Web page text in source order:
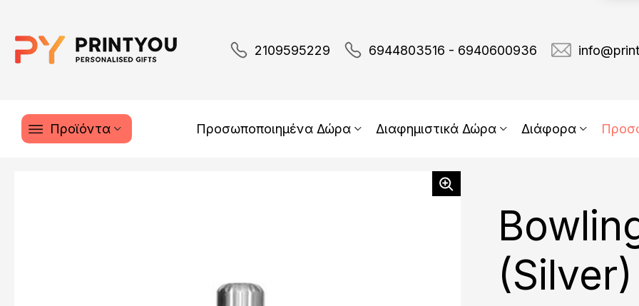
2109595229 6944803516 - 6940600936
Προϊόντα Προσωποποιημένα Δώρα Διαφημιστικά Δώρα Διάφορα
(Silver)